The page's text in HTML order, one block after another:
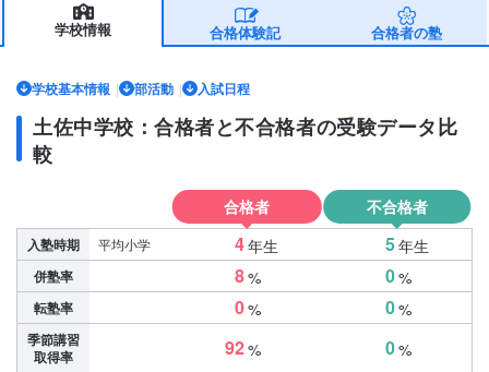
学校情報 合格体験記 合格者の塾
学校基本情報 部活動 入試日程
土佐中学校：合格者と不合格者の受験データ比
較
入塾時期 平均小学
合格者
4年生
不合格者
5年生
併塾率 8% 0%
転塾率 0% 0%
季節講習
取得率
92% 0%